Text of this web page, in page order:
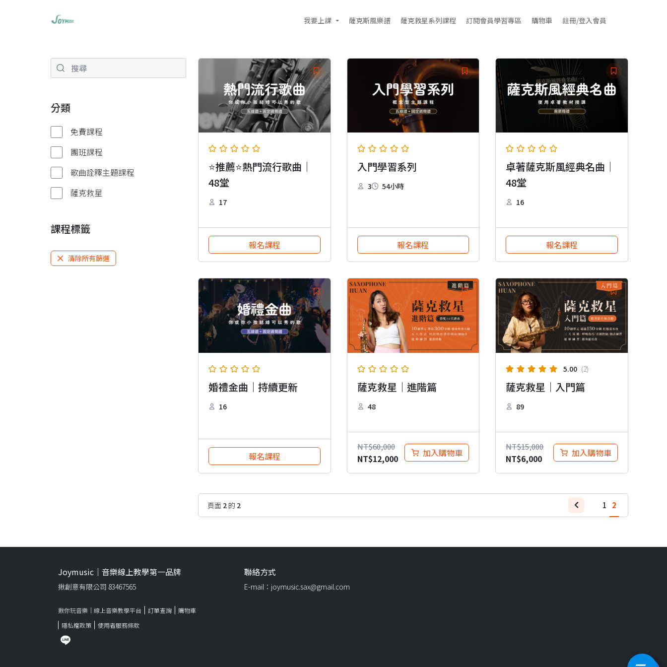
我要上課 薩克斯風樂譜 薩克救星系列課程 訂閱會員學習專區 購物車 註冊/登入會員
分類
免費課程
團班課程
歌曲詮釋主題課程
薩克救星
課程標籤
清除所有篩選
⭐推薦⭐熱門流行歌曲｜
48堂
17
報名課程
入門學習系列
3 54小時
報名課程
卓著薩克斯風經典名曲｜
48堂
16
報名課程
婚禮金曲｜持續更新
16
報名課程
薩克救星｜進階篇
48
NT$60,000
NT$12,000 加入購物車
5.00 (2)
薩克救星｜入門篇
89
NT$15,000
NT$6,000 加入購物車
頁面 2 的 2 1 2
Joymusic｜音樂線上教學第一品牌
揪創意有限公司 83467565
揪你玩音樂｜線上音樂教學平台 訂單查詢
購物車
隱私權政策
使用者服務條款
聯絡方式
E-mail：joymusic.sax@gmail.com